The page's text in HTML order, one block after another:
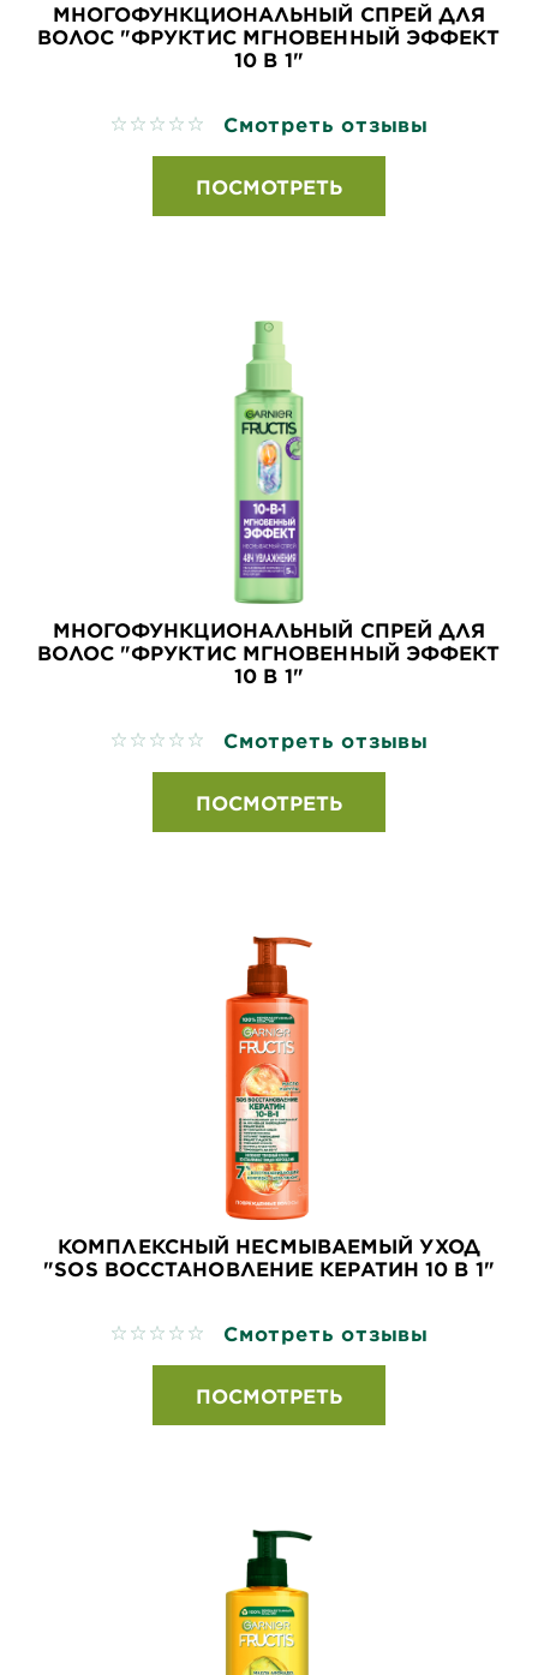
МНОГОФУНКЦИОНАЛЬНЫЙ СПРЕЙ ДЛЯ
ВОЛОС "ФРУКТИС МГНОВЕННЫЙ ЭФФЕКТ
10 В 1"
No reviews Смотреть отзывы
ПОСМОТРЕТЬ
МНОГОФУНКЦИОНАЛЬНЫЙ СПРЕЙ ДЛЯ
ВОЛОС "ФРУКТИС МГНОВЕННЫЙ ЭФФЕКТ
10 В 1"
No reviews Смотреть отзывы
ПОСМОТРЕТЬ
КОМПЛЕКСНЫЙ НЕСМЫВАЕМЫЙ УХОД
"SOS ВОССТАНОВЛЕНИЕ КЕРАТИН 10 В 1"
No reviews Смотреть отзывы
ПОСМОТРЕТЬ